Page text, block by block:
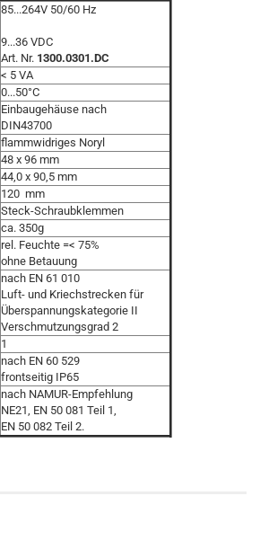
85...264V 50/60 Hz
9...36 VDC
Art. Nr. 1300.0301.DC
< 5 VA
0...50°C
Einbaugehäuse nach
DIN43700
flammwidriges Noryl
48 x 96 mm
44,0 x 90,5 mm
120 mm
Steck-Schraubklemmen
ca. 350g
rel. Feuchte =< 75%
ohne Betauung
nach EN 61 010
Luft- und Kriechstrecken für
Überspannungskategorie II
Verschmutzungsgrad 2
1
nach EN 60 529
frontseitig IP65
nach NAMUR-Empfehlung
NE21, EN 50 081 Teil 1,
EN 50 082 Teil 2.